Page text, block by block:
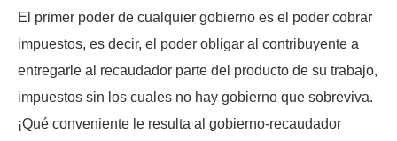
El primer poder de cualquier gobierno es el poder cobrar
impuestos, es decir, el poder obligar al contribuyente a
entregarle al recaudador parte del producto de su trabajo,
impuestos sin los cuales no hay gobierno que sobreviva.
¡Qué conveniente le resulta al gobierno-recaudador